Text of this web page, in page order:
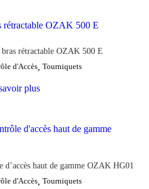
rétractable OZAK 500 E
d'Accès, Tourniquets
plus
haut de gamme OZAK HG01
d'Accès, Tourniquets